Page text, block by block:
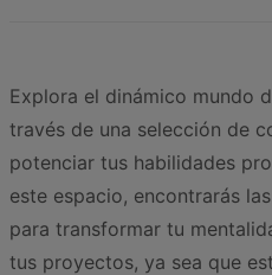
Explora el dinámico mundo
través de una selección de
potenciar tus habilidades
este espacio, encontrarás
para transformar tu
tus proyectos, ya sea que